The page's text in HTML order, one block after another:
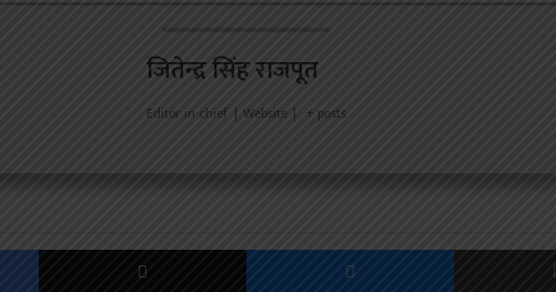
जितेन्द्र सिंह राजपूत
Editor in chief | Website | + posts
Facebook X Messenger